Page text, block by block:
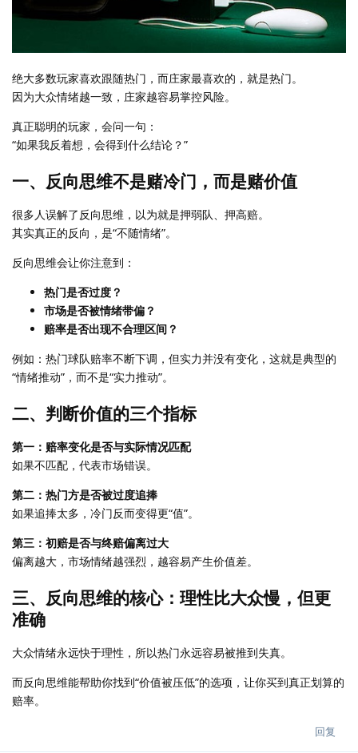
绝大多数玩家喜欢跟随热门，而庄家最喜欢的，就是热门。
因为大众情绪越一致，庄家越容易掌控风险。
真正聪明的玩家，会问一句：
“如果我反着想，会得到什么结论？”
一、反向思维不是赌冷门，而是赌价值
很多人误解了反向思维，以为就是押弱队、押高赔。
其实真正的反向，是“不随情绪”。
反向思维会让你注意到：
热门是否过度？
市场是否被情绪带偏？
赔率是否出现不合理区间？
例如：热门球队赔率不断下调，但实力并没有变化，这就是典型的
“情绪推动”，而不是“实力推动”。
二、判断价值的三个指标
第一：赔率变化是否与实际情况匹配
如果不匹配，代表市场错误。
第二：热门方是否被过度追捧
如果追捧太多，冷门反而变得更“值”。
第三：初赔是否与终赔偏离过大
偏离越大，市场情绪越强烈，越容易产生价值差。
三、反向思维的核心：理性比大众慢，但更
准确
大众情绪永远快于理性，所以热门永远容易被推到失真。
而反向思维能帮助你找到“价值被压低”的选项，让你买到真正划算的
赔率。
回复